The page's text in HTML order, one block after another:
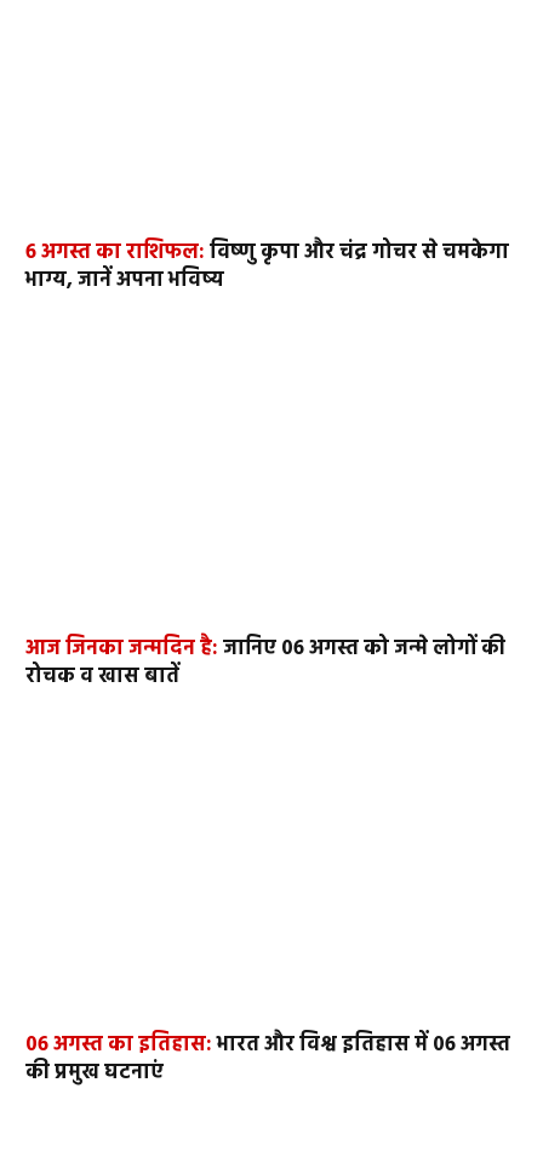
6 अगस्त का राशिफल:विष्णु कृपा और चंद्र गोचर से चमकेगा
भाग्य, जानें अपना भविष्य
आज जिनका जन्मदिन है:जानिए 06 अगस्त को जन्मे लोगों की
रोचक व खास बातें
06 अगस्त का इतिहास:भारत और विश्व इतिहास में 06 अगस्त
की प्रमुख घटनाएं